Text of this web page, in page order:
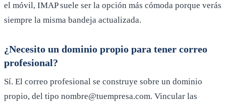
el móvil, IMAP suele ser la opción más cómoda porque verás
siempre la misma bandeja actualizada.
¿Necesito un dominio propio para tener correo
profesional?
Sí. El correo profesional se construye sobre un dominio
propio, del tipo nombre@tuempresa.com. Vincular las